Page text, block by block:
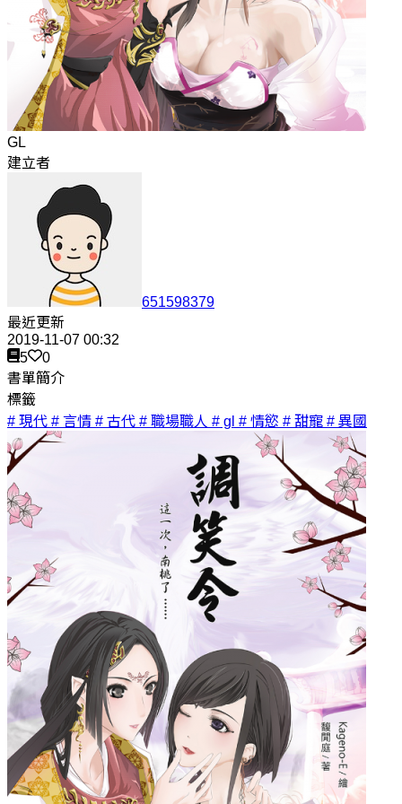
GL
建立者
651598379
最近更新
2019-11-07 00:32
5
0
書單簡介
標籤
# 現代 # 言情 # 古代 # 職場職人 # gl # 情慾 # 甜寵 # 異國